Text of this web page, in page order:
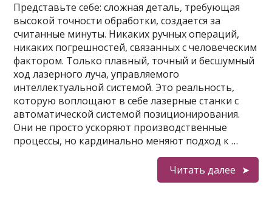
Представьте себе: сложная деталь, требующая
высокой точности обработки, создается за
считанные минуты. Никаких ручных операций,
никаких погрешностей, связанных с человеческим
фактором. Только плавный, точный и бесшумный
ход лазерного луча, управляемого
интеллектуальной системой. Это реальность,
которую воплощают в себе лазерные станки с
автоматической системой позиционирования.
Они не просто ускоряют производственные
процессы, но кардинально меняют подход к …
Читать далее